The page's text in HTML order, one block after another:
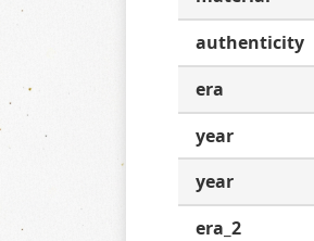
authenticity
era
year
year
era_2